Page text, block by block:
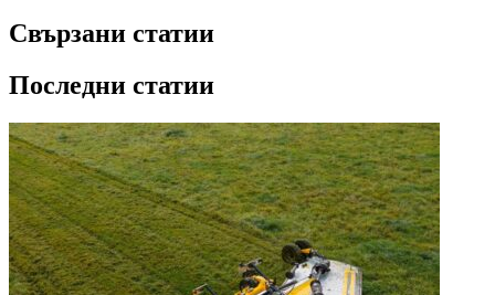
Свързани статии
Последни статии